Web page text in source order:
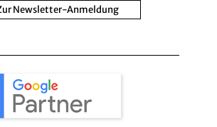
Newsletter-Anmeldung